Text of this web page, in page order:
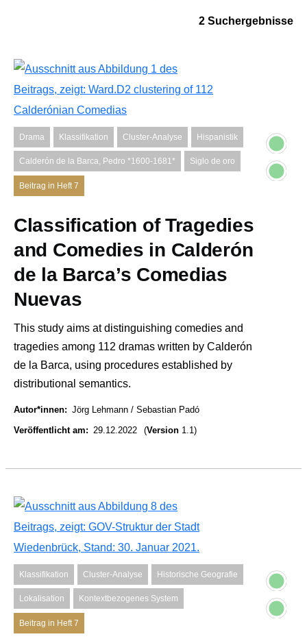
2 Suchergebnisse
Drama Klassifikation Cluster-Analyse Hispanistik
Calderón de la Barca, Pedro *1600-1681* Siglo de oro
Beitrag in Heft 7
Classification of Tragedies
and Comedies in Calderón
de la Barca’s Comedias
Nuevas
This study aims at distinguishing comedies and
tragedies among 112 dramas written by Calderón
de la Barca, using procedures established by
distributional semantics.
Autor*innen Jörg Lehmann
Sebastian Padó
Veröffentlicht am
29.12.2022 (Version 1.1)
Klassifikation Cluster-Analyse Historische Geografie
Lokalisation Kontextbezogenes System
Beitrag in Heft 7